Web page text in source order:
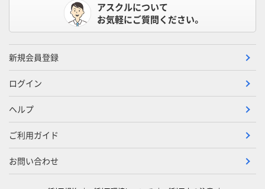
アスクルについて
お気軽にご質問ください。
新規会員登録
ログイン
ヘルプ
ご利用ガイド
お問い合わせ